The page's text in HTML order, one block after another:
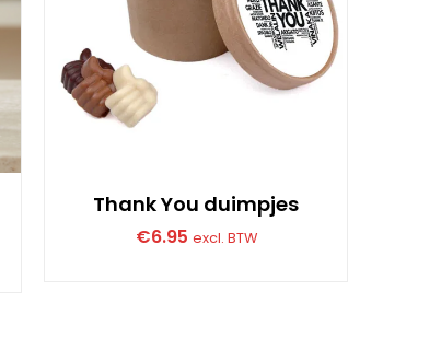
Thank You duimpjes
€6.95 excl. BTW